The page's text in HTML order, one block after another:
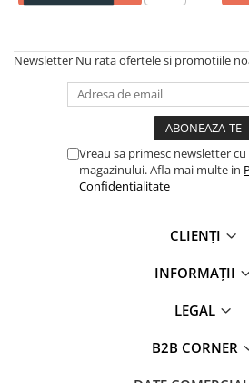
Newsletter Nu rata ofertele si promotiile
Vreau sa primesc newsletter
magazinului. Afla mai multe in
Confidentialitate
CLIENȚI
INFORMAȚII
LEGAL
B2B CORNER